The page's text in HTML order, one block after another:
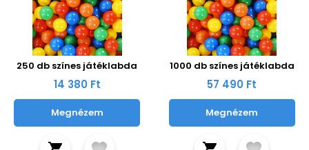
250 db színes játéklabda
14 380 Ft
Megnézem
1000 db színes játéklabda
57 490 Ft
Megnézem